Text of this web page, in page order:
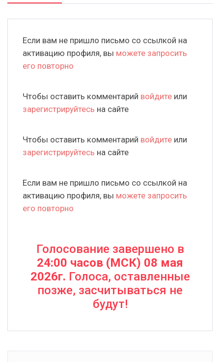
Если вам не пришло письмо со ссылкой на
активацию профиля, вы можете запросить
его повторно
Чтобы оставить комментарий войдите или
зарегистрируйтесь на сайте
Чтобы оставить комментарий войдите или
зарегистрируйтесь на сайте
Если вам не пришло письмо со ссылкой на
активацию профиля, вы можете запросить
его повторно
Голосование завершено в
24:00 часов (МСК) 08 мая
2026г. Голоса, оставленные
позже, засчитываться не
будут!